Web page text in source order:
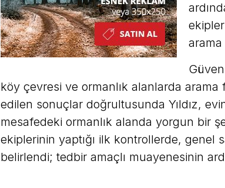
arama
köy çevresi ve ormanlık alanlarda
edilen sonuçlar doğrultusunda Yıldız,
mesafedeki ormanlık alanda yorgun bir
ekiplerinin yaptığı ilk kontrollerde, genel
belirlendi; tedbir amaçlı muayenesinin